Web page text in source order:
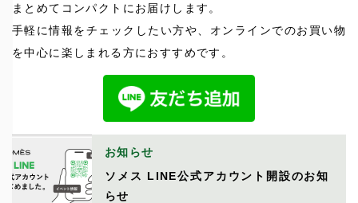
まとめてコンパクトにお届けします。
手軽に情報をチェックしたい方や、オンラインでのお買い物
を中心に楽しまれる方におすすめです。
お知らせ
ソメス LINE公式アカウント開設のお知
らせ